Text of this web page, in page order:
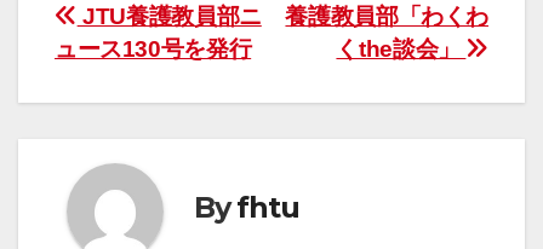
投
稿
ビ
ゲ
養護教員部「わくわ
くthe談会」
JTU養護教員部ニ
ュース130号を発行
Byfhtu